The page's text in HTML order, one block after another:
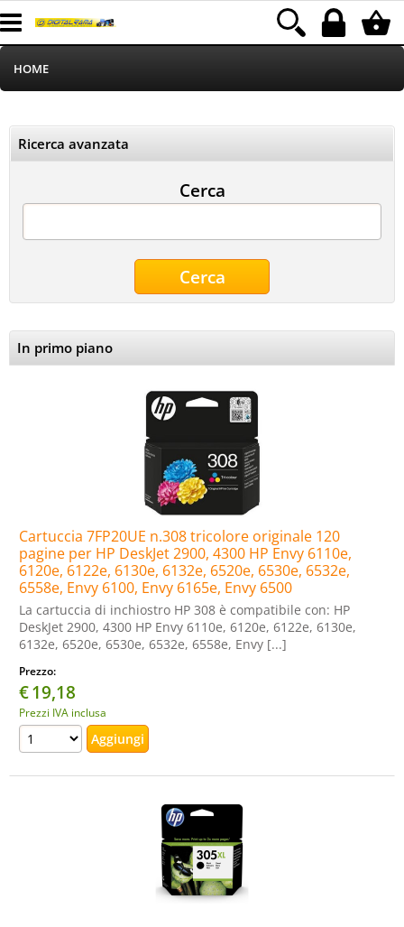
HOME
Telefonia
Stampa
Alimentazione
Ricerca avanzata
Cerca
In primo piano
Cartuccia 7FP20UE n.308 tricolore originale 120
pagine per HP DeskJet 2900, 4300 HP Envy 6110e,
6120e, 6122e, 6130e, 6132e, 6520e, 6530e, 6532e,
6558e, Envy 6100, Envy 6165e, Envy 6500
La cartuccia di inchiostro HP 308 è compatibile con: HP
DeskJet 2900, 4300 HP Envy 6110e, 6120e, 6122e, 6130e,
6132e, 6520e, 6530e, 6532e, 6558e, Envy [...]
Prezzo:
€19,18
Prezzi IVA inclusa